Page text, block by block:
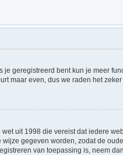
geregistreerd bent kun je meer
maar even, dus we raden het
uit 1998 die vereist dat iedere
gegeven worden, zodat de
van toepassing is, neem